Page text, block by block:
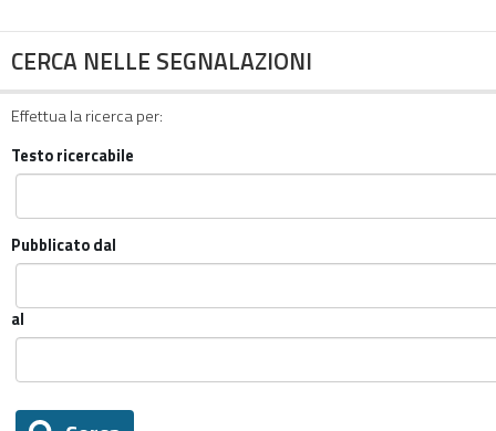
CERCA NELLE SEGNALAZIONI
Effettua la ricerca per:
Testo ricercabile
Pubblicato dal
al